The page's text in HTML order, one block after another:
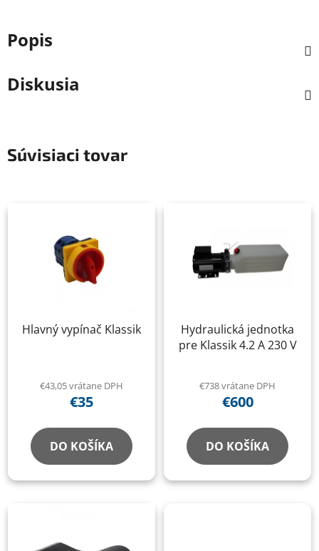
Popis
Diskusia
Súvisiaci tovar
Hlavný vypínač Klassik
€43,05 vrátane DPH
€35
DO KOŠÍKA
Hydraulická jednotka
pre Klassik 4.2 A 230 V
€738 vrátane DPH
€600
DO KOŠÍKA